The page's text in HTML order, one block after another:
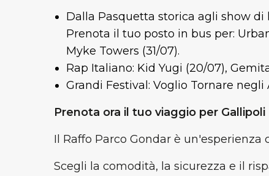
Dalla Pasquetta storica agli show di
Prenota il tuo posto in bus per:
Myke Towers (31/07).
Rap Italiano: Kid Yugi (20/07),
Grandi Festival: Voglio Tornare
Prenota ora il tuo viaggio per Gallipoli
Il Raffo Parco Gondar è un'esperienza
Scegli la comodità, la sicurezza e il